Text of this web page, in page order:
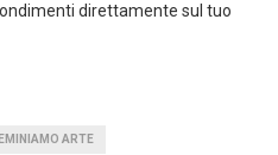
direttamente sul tuo
ARTE